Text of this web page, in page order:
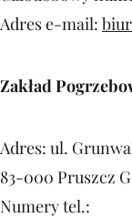
Adres e-mail:
Zakład
Adres: ul.
83-000 Pruszcz
Numery tel.: